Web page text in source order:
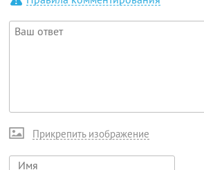
Прикрепить изображение